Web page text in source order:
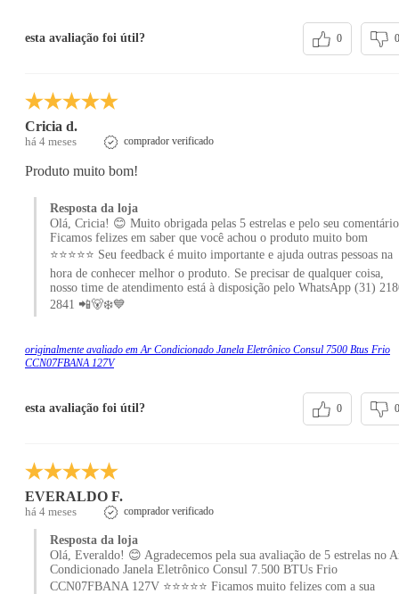
esta avaliação foi útil? 0 0
Cricia d.
há 4 meses comprador verificado
Produto muito bom!
Resposta da loja
Olá, Cricia! 😊 Muito obrigada pelas 5 estrelas e pelo seu
Ficamos felizes em saber que você achou o produto muito bom
⭐⭐⭐⭐⭐ Seu feedback é muito importante e ajuda outras pessoas na
hora de conhecer melhor o produto. Se precisar de qualquer coisa,
nosso time de atendimento está à disposição pelo WhatsApp (31)
2841 📲🐻‍❄️💙
originalmente avaliado em Ar Condicionado Janela Eletrônico Consul 7500 Btus Frio
CCN07FBANA 127V
esta avaliação foi útil? 0 0
EVERALDO F.
há 4 meses comprador verificado
Resposta da loja
Olá, Everaldo! 😊 Agradecemos pela sua avaliação de 5 estrelas no
Condicionado Janela Eletrônico Consul 7.500 BTUs Frio
CCN07FBANA 127V ⭐⭐⭐⭐⭐ Ficamos muito felizes com a sua